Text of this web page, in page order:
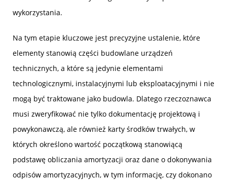
wykorzystania.
Na tym etapie kluczowe jest precyzyjne ustalenie, które
elementy stanowią części budowlane urządzeń
technicznych, a które są jedynie elementami
technologicznymi, instalacyjnymi lub eksploatacyjnymi i nie
mogą być traktowane jako budowla. Dlatego rzeczoznawca
musi zweryfikować nie tylko dokumentację projektową i
powykonawczą, ale również karty środków trwałych, w
których określono wartość początkową stanowiącą
podstawę obliczania amortyzacji oraz dane o dokonywania
odpisów amortyzacyjnych, w tym informację, czy dokonano